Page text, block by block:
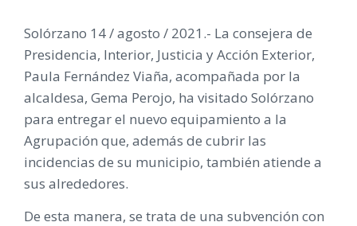
Solórzano 14 / agosto / 2021.- La consejera de
Presidencia, Interior, Justicia y Acción Exterior,
Paula Fernández Viaña, acompañada por la
alcaldesa, Gema Perojo, ha visitado Solórzano
para entregar el nuevo equipamiento a la
Agrupación que, además de cubrir las
incidencias de su municipio, también atiende a
sus alrededores.
De esta manera, se trata de una subvención con